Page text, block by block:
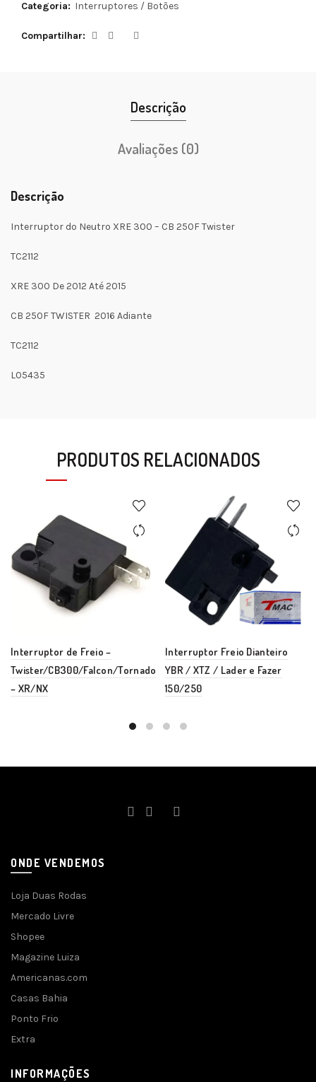
Categoria: Interruptores / Botões
Compartilhar
Descrição
Avaliações (0)
Descrição
Interruptor do Neutro XRE 300 – CB 250F Twister
TC2112
XRE 300 De 2012 Até 2015
CB 250F TWISTER 2016 Adiante
TC2112
L05435
PRODUTOS RELACIONADOS
Interruptor de Freio –
Twister/CB300/Falcon/Tornado
– XR/NX
Interruptor Freio Dianteiro
YBR / XTZ / Lader e Fazer
150/250
ONDE VENDEMOS
Loja Duas Rodas
Mercado Livre
Shopee
Magazine Luiza
Americanas.com
Casas Bahia
Ponto Frio
Extra
INFORMAÇÕES